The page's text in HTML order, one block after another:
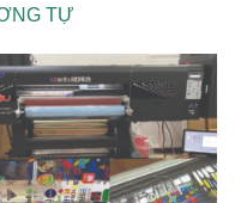
TỰ